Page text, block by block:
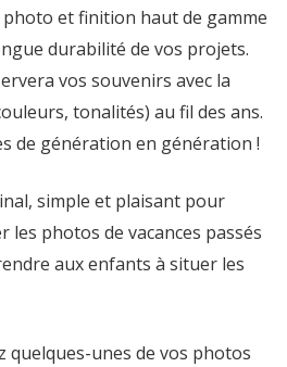
et finition haut de gamme
durabilité de vos projets.
vos souvenirs avec la
tonalités) au fil des ans.
de génération en génération !
simple et plaisant pour
les photos de vacances passés
aux enfants à situer les
quelques-unes de vos photos